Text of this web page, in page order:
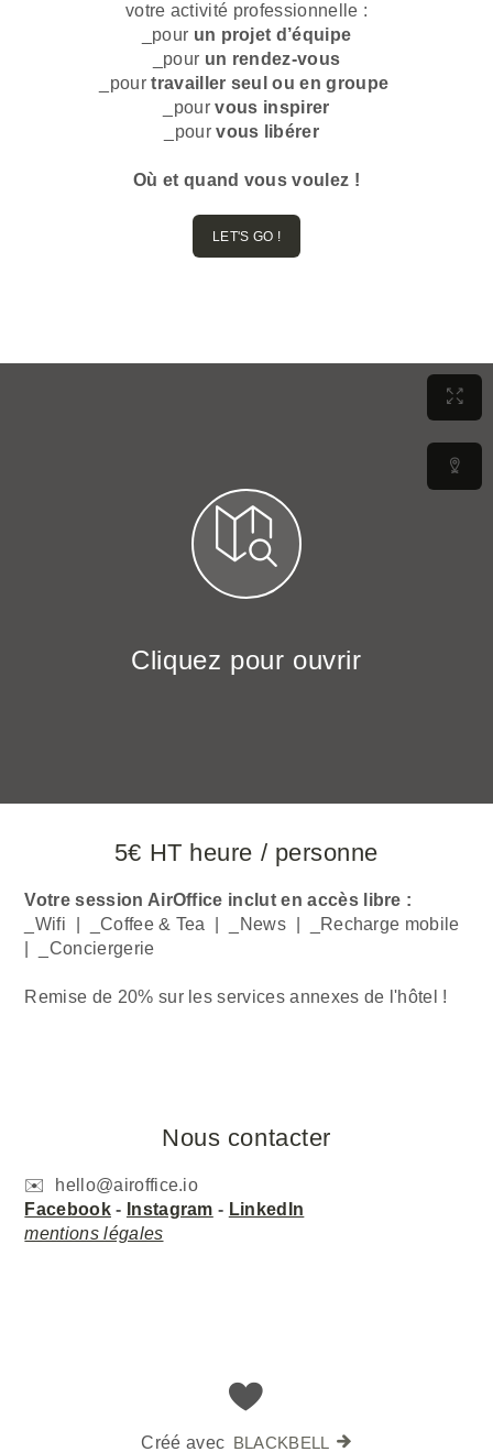
votre activité professionnelle :
_pour un projet d’équipe
_pour un rendez-vous
_pourtravailler seul ou en groupe
_pourvous inspirer
_pourvous libérer
Où et quand vous voulez !
LET'S GO !
Cliquez pour ouvrir
5€ HT heure / personne
Votre session AirOffice inclut en accès libre :
_Wifi | _Coffee & Tea | _News | _Recharge mobile
| _Conciergerie
Remise de 20% sur les services annexes de l'hôtel !
Nous contacter
✉️ hello@airoffice.io
Facebook- Instagram - LinkedIn
mentions légales
Créé avec BLACKBELL